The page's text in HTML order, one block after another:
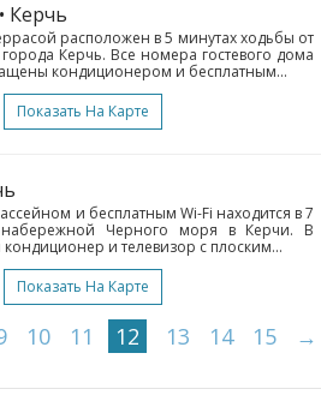
• Керчь
расположен в 5 минутах ходьбы от
Керчь. Все номера гостевого дома
кондиционером и бесплатным...
Показать На Карте
и бесплатным Wi-Fi находится в 7
Черного моря в Керчи. В
и телевизор с плоским...
Показать На Карте
10 11 12 13 14 15 →